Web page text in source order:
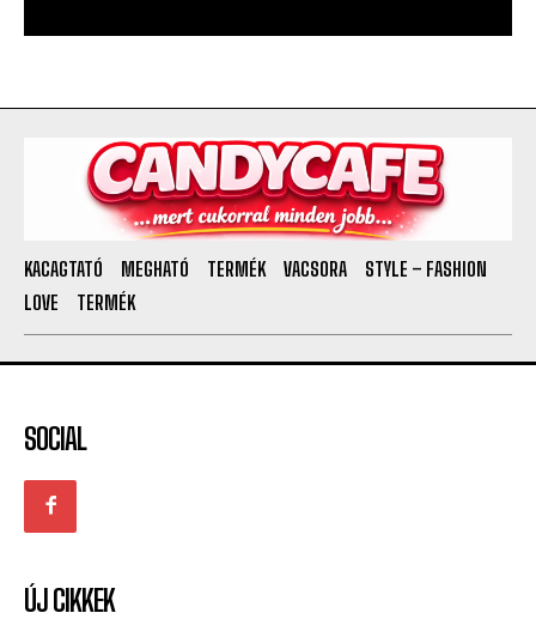
KACAGTATÓ MEGHATÓ TERMÉK VACSORA
STYLE – FASHION
LOVE
TERMÉK
SOCIAL
ÚJ CIKKEK